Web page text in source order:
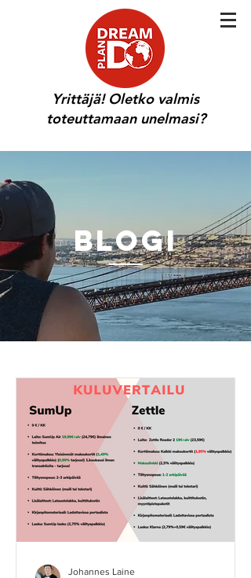
Yrittäjä! Oletko valmis
toteuttamaan unelmasi?
BLOGI
Johannes Laine